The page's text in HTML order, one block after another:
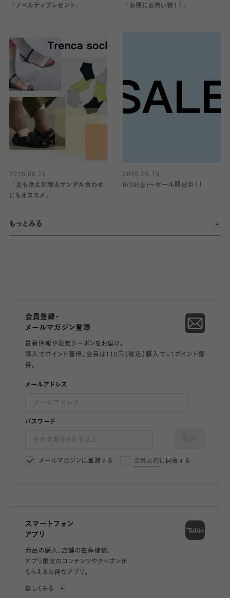
『ノベルティプレゼント』
『お得にお買い物！！』
2026.06.29
『夏も冷え対策＆サンダル合わせ
にもオススメ』
2026.06.19
6/19(金)〜セール開催中！！
もっとみる
会員登録・
メールマガジン登録
最新情報や限定クーポンをお届け。
購入でポイント獲得。会員は110円（税込）購入で+1ポイント獲
得。
メールアドレス
パスワード
メールマガジンに登録する 会員規約 に同意する
スマートフォン
アプリ
商品の購入、店舗の在庫確認、
アプリ限定のコンテンツやクーポンが
もらえるお得なアプリ。
詳しくみる